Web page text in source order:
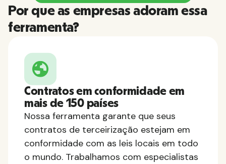
Por que as empresas adoram essa
ferramenta?
Contratos em conformidade em
mais de 150 países
Nossa ferramenta garante que seus
contratos de terceirização estejam em
conformidade com as leis locais em todo
o mundo. Trabalhamos com especialistas